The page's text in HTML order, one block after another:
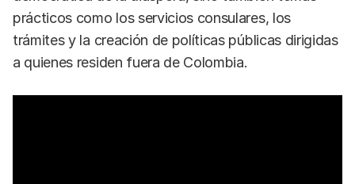
prácticos como los servicios consulares, los
trámites y la creación de políticas públicas dirigidas
a quienes residen fuera de Colombia.